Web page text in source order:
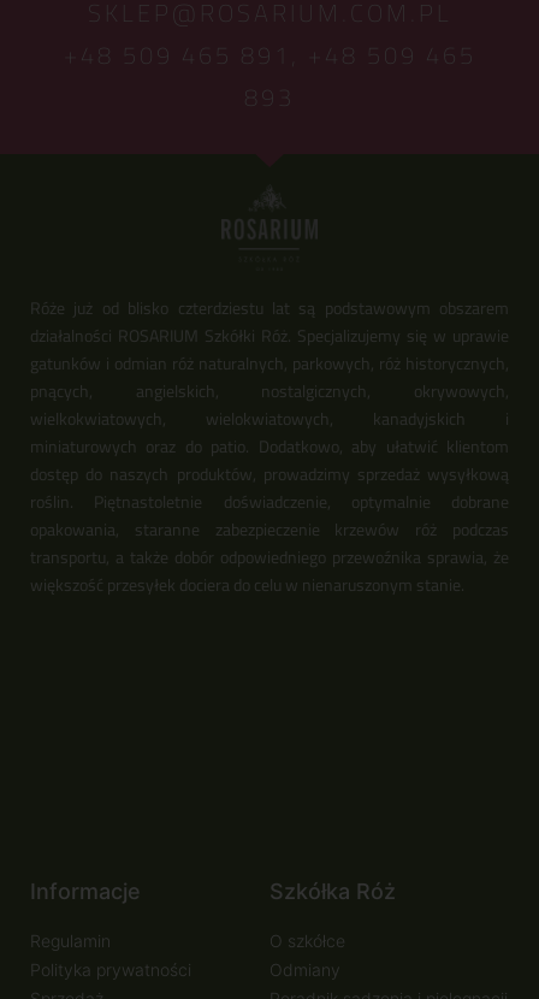
SKLEP@ROSARIUM.COM.PL
+48 509 465 891,
+48 509 465
893
Róże już od blisko czterdziestu lat są podstawowym obszarem
działalności ROSARIUM Szkółki Róż. Specjalizujemy się w uprawie
gatunków i odmian róż naturalnych, parkowych, róż historycznych,
pnących, angielskich, nostalgicznych, okrywowych,
wielkokwiatowych, wielokwiatowych, kanadyjskich i
miniaturowych oraz do patio. Dodatkowo, aby ułatwić klientom
dostęp do naszych produktów, prowadzimy sprzedaż wysyłkową
roślin. Piętnastoletnie doświadczenie, optymalnie dobrane
opakowania, staranne zabezpieczenie krzewów róż podczas
transportu, a także dobór odpowiedniego przewoźnika sprawia, że
większość przesyłek dociera do celu w nienaruszonym stanie.
Informacje
Regulamin
Polityka prywatności
Szkółka Róż
O szkółce
Odmiany